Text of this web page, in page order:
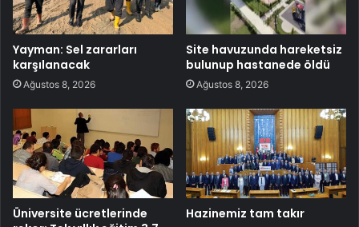
Yayman: Sel zararları
karşılanacak
Ağustos 8, 2026
Site havuzunda hareketsiz
bulunup hastanede öldü
Ağustos 8, 2026
Üniversite ücretlerinde
Hazinemiz tam takır